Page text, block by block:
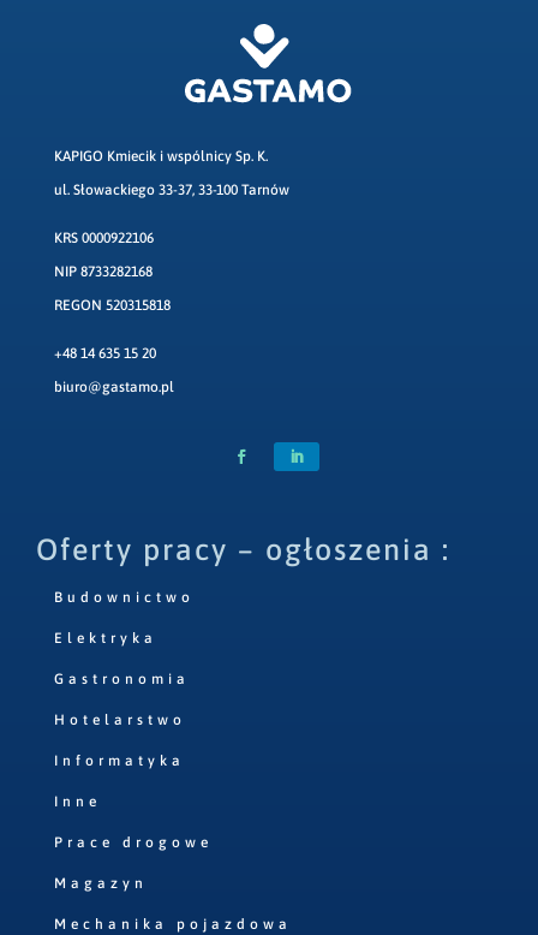
KAPIGO Kmiecik i wspólnicy Sp. K.
ul. Słowackiego 33-37, 33-100 Tarnów
KRS 0000922106
NIP 8733282168
REGON 520315818
+48 14 635 15 20
biuro@gastamo.pl
Oferty pracy – ogłoszenia :
Budownictwo
Elektryka
Gastronomia
Hotelarstwo
Informatyka
Inne
Prace drogowe
Magazyn
Mechanika pojazdowa